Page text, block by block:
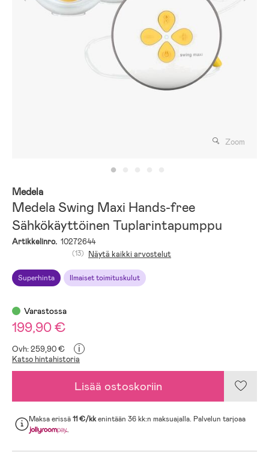
Zoom
Medela
Medela Swing Maxi Hands-free
Sähkökäyttöinen Tuplarintapumppu
Artikkelinro. 10272644
Superhinta Ilmaiset toimituskulut
(13) Näytä kaikki arvostelut
Varastossa
199,90 €
Ovh: 259,90 € i
Katso hintahistoria
Lisää ostoskoriin
Maksa erissä11 €/kkenintään 36 kk:n maksuajalla. Palvelun tarjoaa
.